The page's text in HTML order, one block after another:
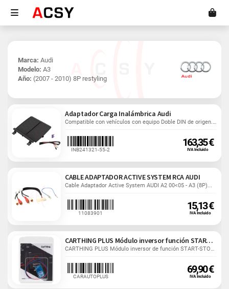
Marca: Audi
Modelo: A3
Año: (2007 - 2010) 8P restyling
Adaptador Carga Inalámbrica Audi
Compatible con vehículos con equipo Doble DIN de origen. En vehículos con radio OEM 1-DIN ver descripción
INB241321-55-2
163,35 €
IVA Incluido
CABLE ADAPTADOR ACTIVE SYSTEM RCA AUDI
Cable Adaptador Active System AUDI A2 00<05 - A3 (8P)...
11083901
15,13 €
IVA Incluido
CARTHING PLUS Módulo inversor función START-STOP
CARTHING PLUS Módulo inversor de función START-STOP señal...
CARAUTOPLUS
69,90 €
IVA Incluido